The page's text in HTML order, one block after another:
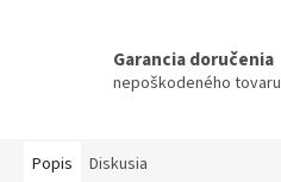
Garancia doručenia
nepoškodeného tovaru
Popis Diskusia